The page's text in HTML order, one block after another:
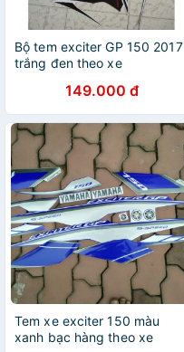
Bộ tem exciter GP 150 2017
trắng đen theo xe
149.000 đ
Tem xe exciter 150 màu
xanh bạc hàng theo xe